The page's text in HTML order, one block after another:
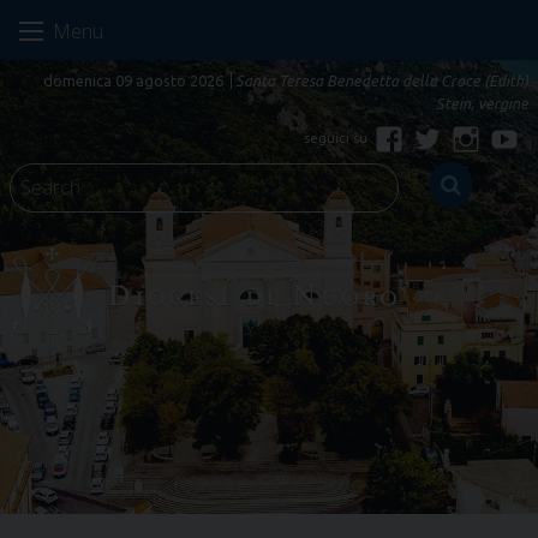
content
Menu
domenica 09 agosto 2026
Santa Teresa Benedetta della Croce (Edith)
Stein, vergine
Facebook
Twitter